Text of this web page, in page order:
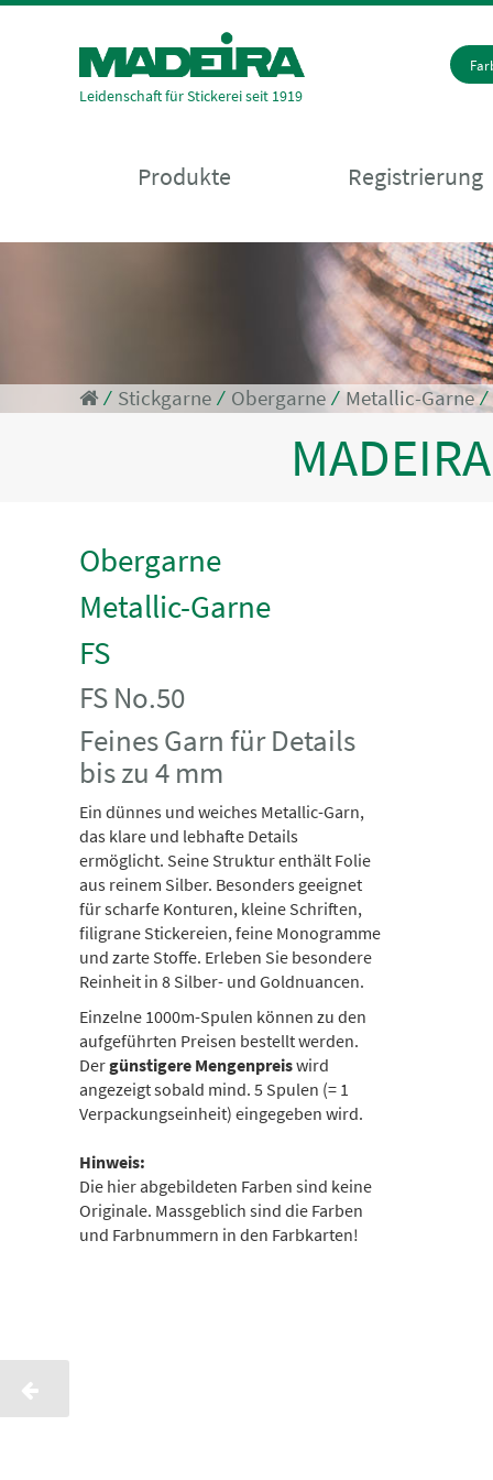
Leidenschaft für Stickerei seit 1919
Produkte Registrierung
⁄ Stickgarne ⁄ Obergarne ⁄ Metallic-Garne⁄
Obergarne
Metallic-Garne
FS
FS No.50
Feines Garn für Details
bis zu 4 mm
Ein dünnes und weiches Metallic-Garn,
das klare und lebhafte Details
ermöglicht. Seine Struktur enthält Folie
aus reinem Silber. Besonders geeignet
für scharfe Konturen, kleine Schriften,
filigrane Stickereien, feine Monogramme
und zarte Stoffe. Erleben Sie besondere
Reinheit in 8 Silber- und Goldnuancen.
Einzelne 1000m-Spulen können zu den
aufgeführten Preisen bestellt werden.
Dergünstigere Mengenpreiswird
angezeigt sobald mind. 5 Spulen (= 1
Verpackungseinheit) eingegeben wird.
Hinweis:
Die hier abgebildeten Farben sind keine
Originale. Massgeblich sind die Farben
und Farbnummern in den Farbkarten!